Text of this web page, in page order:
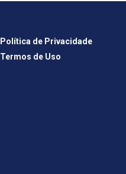
Política de Privacidade
Termos de Uso